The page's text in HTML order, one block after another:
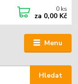
Menu
Hledat
0 ks
za 0,00 Kč